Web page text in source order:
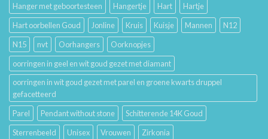
Hanger met geboortesteen
Hangertje Hart
Hartje
Hart oorbellen Goud
Jonline Kruis Kuisje Mannen
N12
N15
nvt Oorhangers
Oorknopjes
oorringen in geel en wit goud gezet met diamant
oorringen in wit goud gezet met parel en groene kwarts druppel
gefacetteerd
Parel
Pendant without stone
Schitterende 14K Goud
Sterrenbeeld
Unisex Vrouwen Zirkonia